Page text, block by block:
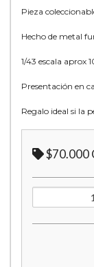
Pieza
Hecho de metal
1/43 escala aprox
Presentación en
Regalo ideal si la
$70.000